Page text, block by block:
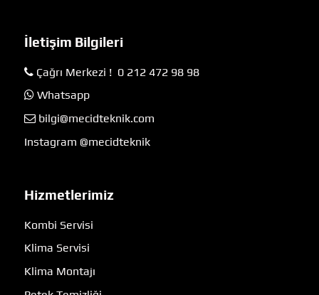
İletişim Bilgileri
Çağrı Merkezi ! 0 212 472 98 98
Whatsapp
bilgi@mecidteknik.com
Instagram @mecidteknik
Hizmetlerimiz
Kombi Servisi
Klima Servisi
Klima Montajı